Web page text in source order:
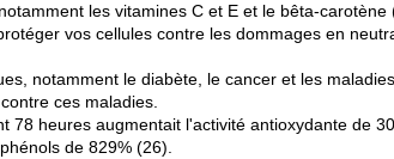
les vitamines C et E et le bêta-carotène
vos cellules contre les dommages en
notamment le diabète, le cancer et les
ces maladies.
heures augmentait l'activité antioxydante de
de 829% (26).